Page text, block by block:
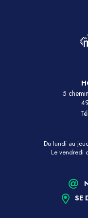
5
Du lundi au
Le vendredi
SE